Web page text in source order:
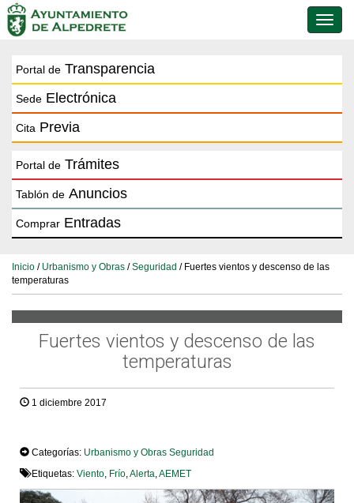
de
Portal de Transparencia
Sede Electrónica
Cita Previa
Portal de Trámites
Tablón de Anuncios
Comprar Entradas
Inicio / Urbanismo y Obras /Seguridad / Fuertes vientos y descenso de las
temperaturas
Fuertes vientos y descenso de las
temperaturas
1 diciembre 2017
Categorías: Urbanismo y Obras Seguridad
Etiquetas: Viento Frío Alerta AEMET